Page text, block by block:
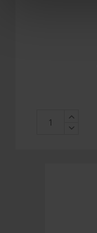
Kontaktloses
Infrarot-